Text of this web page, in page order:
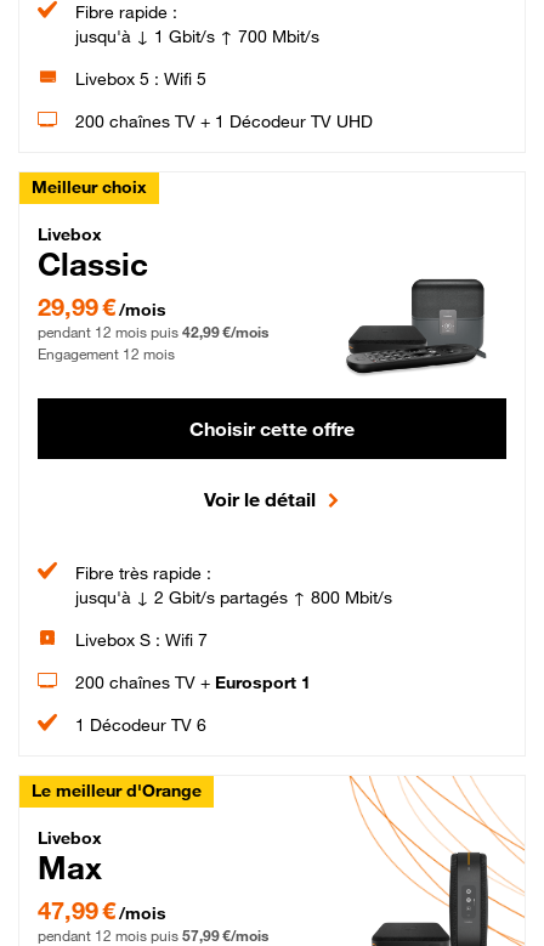
Fibre rapide :
jusqu'à ↓ 1 Gbit/s ↑ 700 Mbit/s
Livebox 5 : Wifi 5
200 chaînes TV + 1 Décodeur TV UHD
Meilleur choix
Livebox Classic Fibre
Livebox
Classic
29,99 € par mois pendant 12 mois puis 42,99 € par mois, Engagement 12 mois
29,99 €/mois
pendant 12 mois puis 42,99 €/mois
Engagement 12 mois
Choisir cette offre
Voir le détail
Fibre très rapide :
jusqu'à ↓ 2 Gbit/s partagés ↑ 800 Mbit/s
Livebox S : Wifi 7
200 chaînes TV + Eurosport 1
1 Décodeur TV 6
Le meilleur d'Orange
Livebox Max Fibre
Livebox
Max
47,99 € par mois pendant 12 mois puis 57,99 € par mois, Engagement 12 mois
47,99 €/mois
pendant 12 mois puis 57,99 €/mois